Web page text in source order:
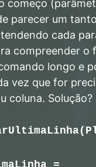
começo
parecer um
cada
compreender o
longo e
vez que for
coluna.